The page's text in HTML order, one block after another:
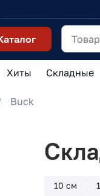
Хиты Складные
Buck
10 см